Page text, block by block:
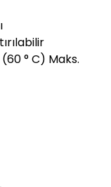
(60 ° C) Maks.